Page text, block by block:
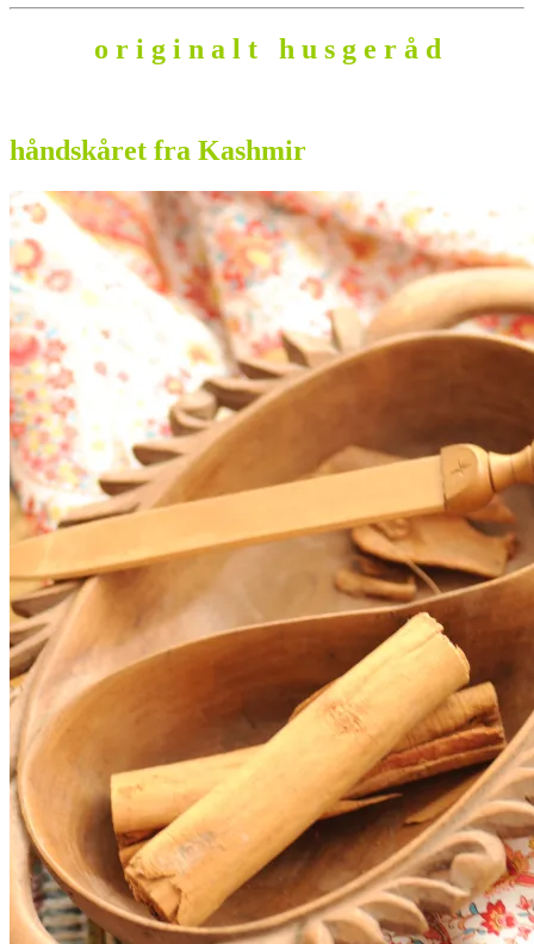
o r i g i n a l t h u s g e r å d
håndskåret fra Kashmir